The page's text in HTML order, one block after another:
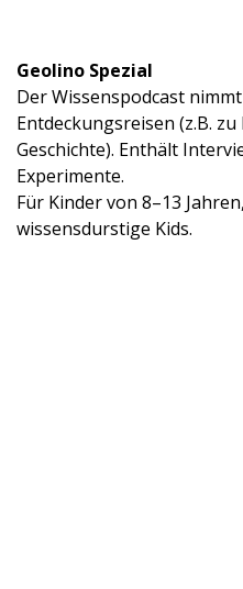
Geolino Spezial
Der Wissenspodcast
Entdeckungsreisen (z.B.
Geschichte). Enthält
Experimente.
Für Kinder von 8–13
wissensdurstige Kids.